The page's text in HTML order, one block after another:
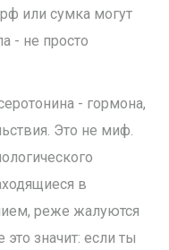
или сумка могут
- не просто
- гормона,
Это не миф.
в
реже жалуются
это значит: если ты